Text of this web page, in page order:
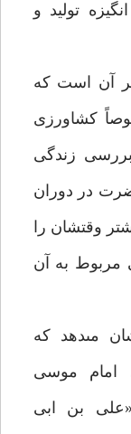
توليد و
گر آن است كه
كشاورزى
زندگى
در دوران
وقتشان را
مربوط به آن
مى‏دهد كه
امام موسى
بن ابى